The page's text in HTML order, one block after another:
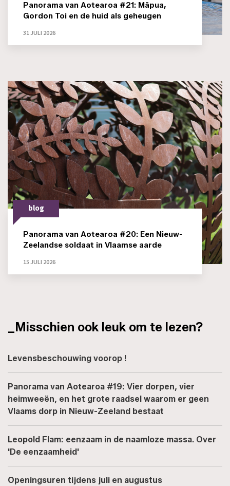
Panorama van Aotearoa #21: Māpua,
Gordon Toi en de huid als geheugen
31 JULI 2026
blog
Panorama van Aotearoa #20: Een Nieuw-
Zeelandse soldaat in Vlaamse aarde
15 JULI 2026
_Misschien ook leuk om te lezen?
Levensbeschouwing voorop !
Panorama van Aotearoa #19: Vier dorpen, vier
heimweeën, en het grote raadsel waarom er geen
Vlaams dorp in Nieuw-Zeeland bestaat
Leopold Flam: eenzaam in de naamloze massa. Over
'De eenzaamheid'
Openingsuren tijdens juli en augustus